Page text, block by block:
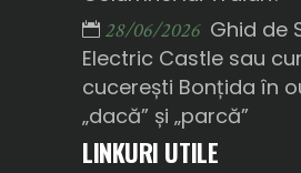
28/06/2026 Ghid de
Electric Castle sau
cucerești Bonțida în
„dacă” și „parcă”
LINKURI UTILE